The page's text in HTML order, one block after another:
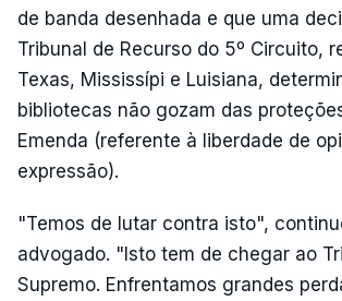
de banda desenhada e que uma
Tribunal de Recurso do 5º Circuito,
Texas, Mississípi e Luisiana,
bibliotecas não gozam das
Emenda (referente à liberdade de
expressão).
"Temos de lutar contra isto",
advogado. "Isto tem de chegar ao
Supremo. Enfrentamos grandes